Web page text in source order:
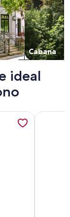
Cabana
ideal
Mais